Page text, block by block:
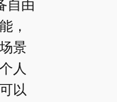
自由
，
景
人
以